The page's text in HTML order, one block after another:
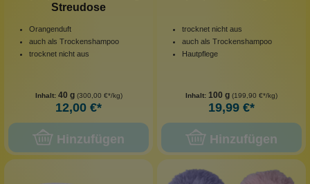
Streudose
Orangenduft
auch als Trockenshampoo
trocknet nicht aus
Inhalt: 40 g (300,00 €*/kg)
12,00 €*
Hinzufügen
trocknet nicht aus
auch als Trockenshampoo
Hautpflege
Inhalt: 100 g (199,90 €*/kg)
19,99 €*
Hinzufügen